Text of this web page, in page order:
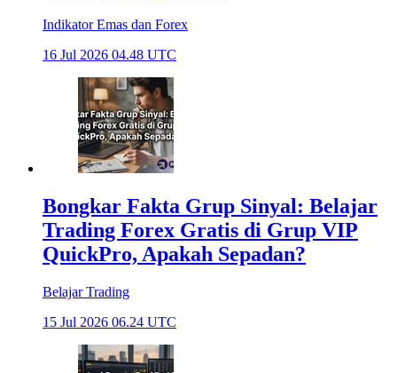
Indikator Emas dan Forex
16 Jul 2026 04.48 UTC
Bongkar Fakta Grup Sinyal: Belajar
Trading Forex Gratis di Grup VIP
QuickPro, Apakah Sepadan?
Belajar Trading
15 Jul 2026 06.24 UTC